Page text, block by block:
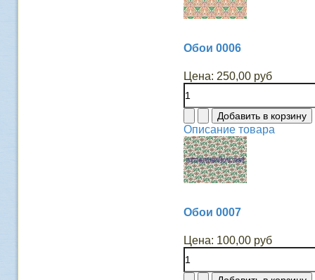
Обои 0006
Цена: 250,00 руб
Описание товара
Обои 0007
Цена: 100,00 руб